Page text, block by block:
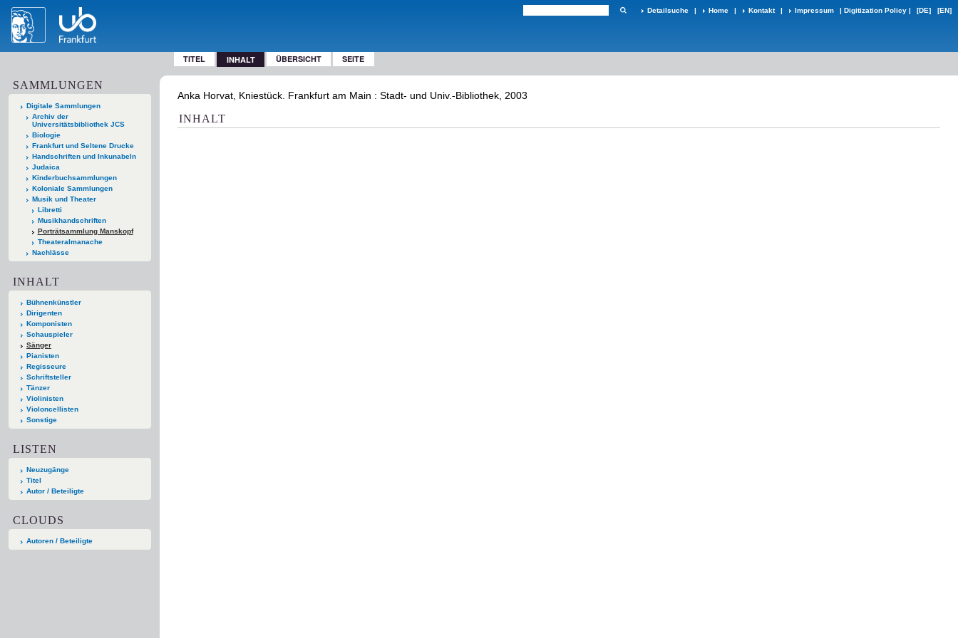
Detailsuche | Home | Kontakt | Impressum | Digitization Policy | [DE] [EN]
TITEL INHALT ÜBERSICHT SEITE
SAMMLUNGEN
Digitale Sammlungen
Archiv der
Universitätsbibliothek JCS
Biologie
Frankfurt und Seltene Drucke
Handschriften und Inkunabeln
Judaica
Kinderbuchsammlungen
Koloniale Sammlungen
Musik und Theater
Libretti
Musikhandschriften
Porträtsammlung Manskopf
Theateralmanache
Nachlässe
INHALT
Bühnenkünstler
Dirigenten
Komponisten
Schauspieler
Sänger
Pianisten
Regisseure
Schriftsteller
Tänzer
Violinisten
Violoncellisten
Sonstige
LISTEN
Neuzugänge
Titel
Autor / Beteiligte
CLOUDS
Autoren / Beteiligte
Anka Horvat, Kniestück. Frankfurt am Main : Stadt- und Univ.-Bibliothek, 2003
INHALT